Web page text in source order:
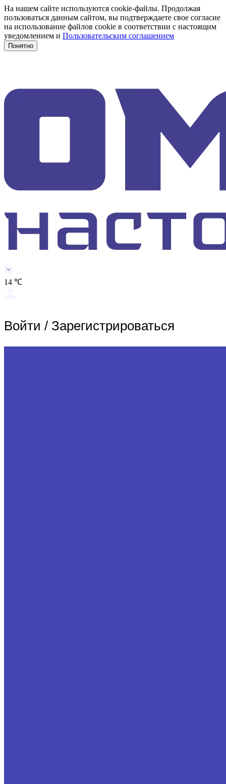
На нашем сайте используются cookie-файлы. Продолжая
пользоваться данным сайтом, вы подтверждаете свое согласие
на использование файлов cookie в соответствии с настоящим
уведомлением и Пользовательским соглашением
Понятно
14 ℃
Войти / Зарегистрироваться